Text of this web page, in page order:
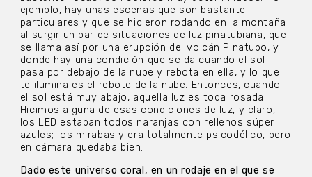
ejemplo, hay unas escenas que son bastante
particulares y que se hicieron rodando en la montaña
al surgir un par de situaciones de luz pinatubiana, que
se llama así por una erupción del volcán Pinatubo, y
donde hay una condición que se da cuando el sol
pasa por debajo de la nube y rebota en ella, y lo que
te ilumina es el rebote de la nube. Entonces, cuando
el sol está muy abajo, aquella luz es toda rosada.
Hicimos alguna de esas condiciones de luz, y claro,
los LED estaban todos naranjas con rellenos súper
azules; los mirabas y era totalmente psicodélico, pero
en cámara quedaba bien.
Dado este universo coral, en un rodaje en el que se